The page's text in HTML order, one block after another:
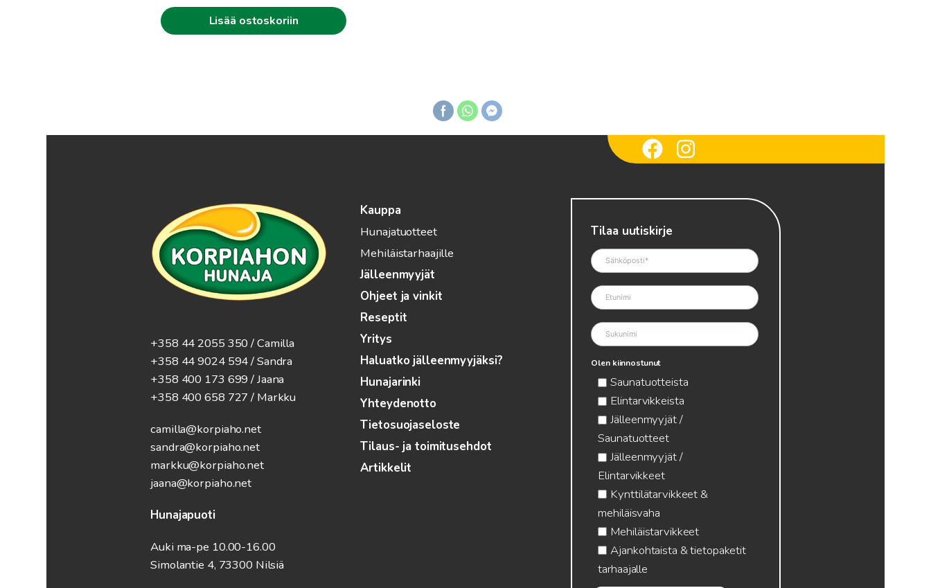
Lisää ostoskoriin
+358 44 2055 350 / Camilla
+358 44 9024 594/ Sandra
+358 400 173 699 / Jaana
+358 400 658 727 / Markku
camilla@korpiaho.net
sandra@korpiaho.net
markku@korpiaho.net
jaana@korpiaho.net
Hunajapuoti
Auki ma-pe 10.00-16.00
Simolantie 4, 73300 Nilsiä
Kauppa
Hunajatuotteet
Mehiläistarhaajille
Jälleenmyyjät
Ohjeet ja vinkit
Reseptit
Yritys
Haluatko jälleenmyyjäksi?
Hunajarinki
Yhteydenotto
Tietosuojaseloste
Tilaus- ja toimitusehdot
Artikkelit
Tilaa uutiskirje
Olen kiinnostunut
Saunatuotteista
Elintarvikkeista
Jälleenmyyjät /
Saunatuotteet
Jälleenmyyjät /
Elintarvikkeet
Kynttilätarvikkeet &
mehiläisvaha
Mehiläistarvikkeet
Ajankohtaista & tietopaketit
tarhaajalle